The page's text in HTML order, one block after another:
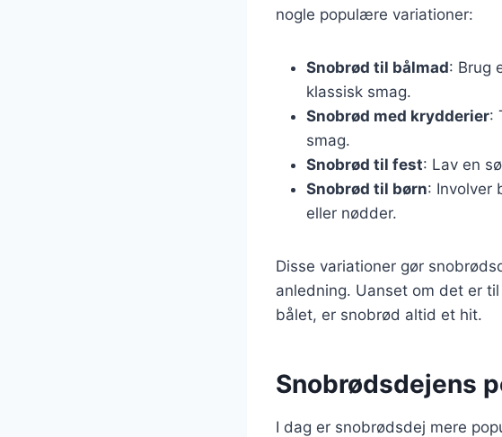
nogle populære variationer:
Snobrød til bålmad: Brug
klassisk smag.
Snobrød med krydderier:
smag.
Snobrød til fest: Lav en
Snobrød til børn: Involver
eller nødder.
Disse variationer gør
anledning. Uanset om det er
bålet, er snobrød altid et hit.
Snobrødsdejens
I dag er snobrødsdej mere